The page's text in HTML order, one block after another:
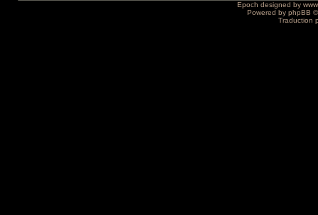
Epoch designed by
Powered by phpBB
Traduction